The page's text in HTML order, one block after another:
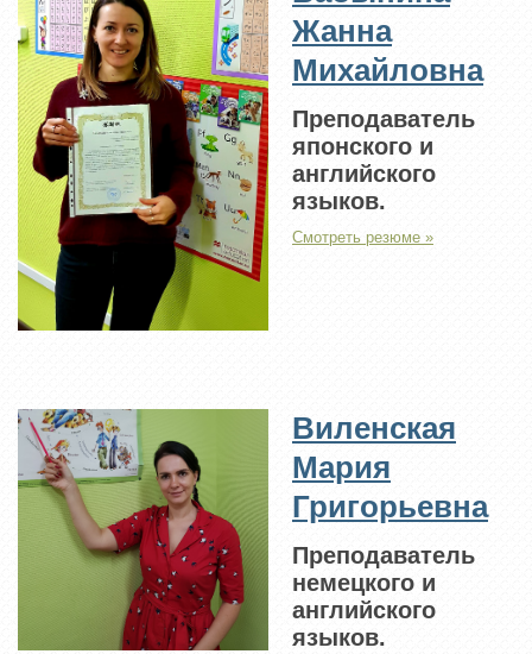
Жанна
Михайловна
Преподаватель
японского и
английского
языков.
Смотреть резюме »
Виленская
Мария
Григорьевна
Преподаватель
немецкого и
английского
языков.